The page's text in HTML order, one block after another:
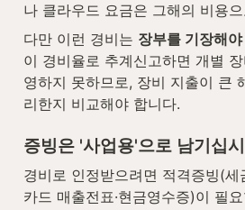
나 클라우드 요금은 그해의 비용
다만 이런 경비는 장부를 기장해야
이 경비율로 추계신고하면 개별
영하지 못하므로, 장비 지출이 큰
리한지 비교해야 합니다.
증빙은 '사업용'으로 남기십
경비로 인정받으려면 적격증빙(세
카드 매출전표·현금영수증)이 필